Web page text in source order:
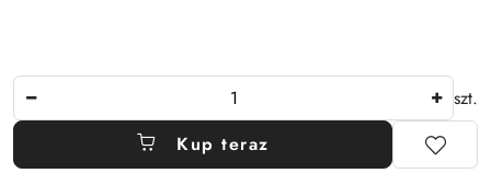
szt.
Kup teraz